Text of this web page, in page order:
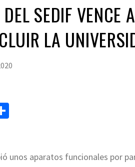
SEDIF VENCE
LA
unos aparatos funcionales por